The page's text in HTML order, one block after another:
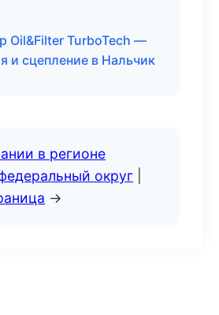
Oil&Filter TurboTech —
и сцепление в Нальчик
в регионе
округ
→